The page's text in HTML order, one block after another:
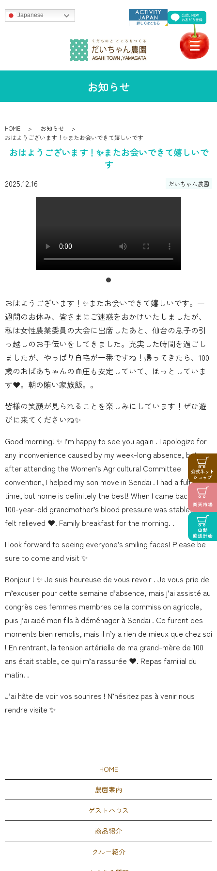
Japanese
お知らせ
HOME
お知らせ
おはようございます！✨またお会いできて嬉しいです
おはようございます！✨またお会いできて嬉しいで
す
2025.12.16 だいちゃん農園
おはようございます！✨またお会いできて嬉しいです。一
週間のお休み、皆さまにご迷惑をおかけいたしましたが、
私は女性農業委員の大会に出席したあと、仙台の息子の引
っ越しのお手伝いをしてきました。充実した時間を過ごし
ましたが、やっぱり自宅が一番ですね！帰ってきたら、100
歳のおばあちゃんの血圧も安定していて、ほっとしていま
す❤️。朝の賄い家族飯。。
皆様の笑顔が見られることを楽しみにしています！ぜひ遊
びに来てくださいね✨
Good morning! ✨ I’m happy to see you again . I apologize for
any inconvenience caused by my week-long absence, but
after attending the Women’s Agricultural Committee
convention, I helped my son move in Sendai . I had a fulfilling
time, but home is definitely the best! When I came back, my
100-year-old grandmother’s blood pressure was stable, and I
felt relieved ❤️. Family breakfast for the morning. .
I look forward to seeing everyone’s smiling faces! Please be
sure to come and visit ✨
Bonjour ! ✨ Je suis heureuse de vous revoir . Je vous prie de
m’excuser pour cette semaine d’absence, mais j’ai assisté au
congrès des femmes membres de la commission agricole,
puis j’ai aidé mon fils à déménager à Sendai . Ce furent des
moments bien remplis, mais il n’y a rien de mieux que chez soi
! En rentrant, la tension artérielle de ma grand-mère de 100
ans était stable, ce qui m’a rassurée ❤️. Repas familial du
matin. .
J’ai hâte de voir vos sourires ! N’hésitez pas à venir nous
rendre visite ✨
HOME
農園案内
ゲストハウス
商品紹介
クルー紹介